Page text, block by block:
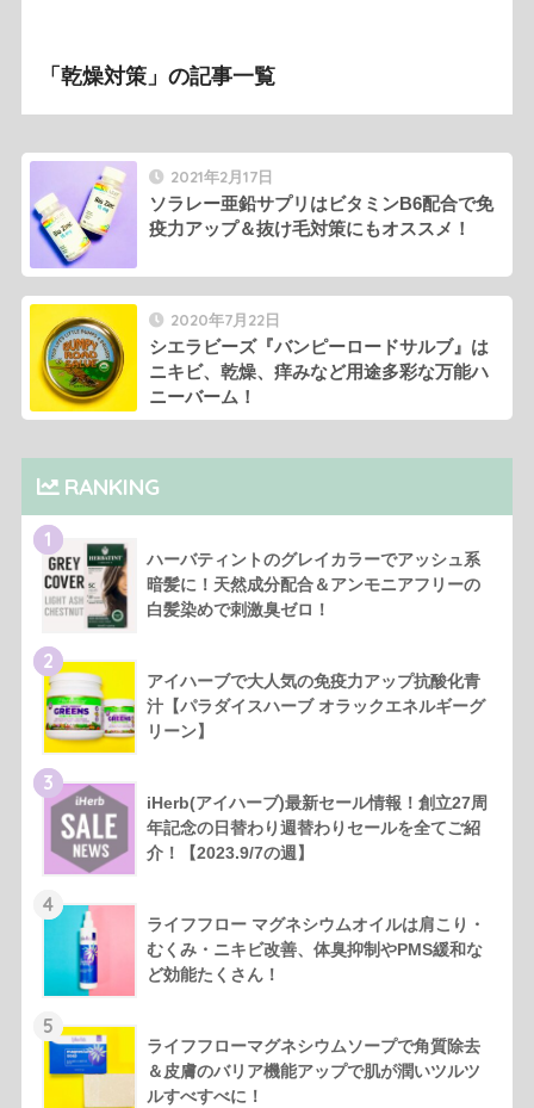
「乾燥対策」の記事一覧
2021年2月17日
ソラレー亜鉛サプリはビタミンB6配合で免
疫力アップ＆抜け毛対策にもオススメ！
2020年7月22日
シエラビーズ『バンピーロードサルブ』は
ニキビ、乾燥、痒みなど用途多彩な万能ハ
ニーバーム！
RANKING
1
ハーバティントのグレイカラーでアッシュ系
暗髪に！天然成分配合＆アンモニアフリーの
白髪染めで刺激臭ゼロ！
2
アイハーブで大人気の免疫力アップ抗酸化青
汁【パラダイスハーブ オラックエネルギーグ
リーン】
3
iHerb(アイハーブ)最新セール情報！創立27周
年記念の日替わり週替わりセールを全てご紹
介！【2023.9/7の週】
4
ライフフロー マグネシウムオイルは肩こり・
むくみ・ニキビ改善、体臭抑制やPMS緩和な
ど効能たくさん！
5
ライフフローマグネシウムソープで角質除去
＆皮膚のバリア機能アップで肌が潤いツルツ
ルすべすべに！